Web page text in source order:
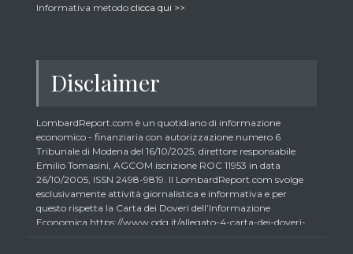
Informativa metodo clicca qui >>
Disclaimer
LombardReport.com è un quotidiano di informazione
economico - finanziaria con autorizzazione numero 6
Tribunale di Modena del 16/10/2025, direttore responsabile
Emilio Tomasini, AGCOM iscrizione ROC 11953 in data
26/10/2005, ISSN 2498-9819. Il LombardReport.com svolge
esclusivamente attività giornalistica e informativa e per
questo rispetta la Carta dei Doveri dell’Informazione
Economica https://www.odg.it/allegato-4-carta-dei-doveri-